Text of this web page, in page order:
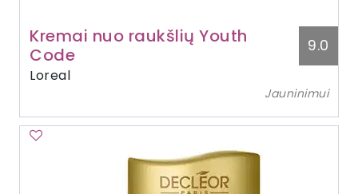
Kremai nuo raukšlių Youth
Code
Loreal
9.0
Jauninimui